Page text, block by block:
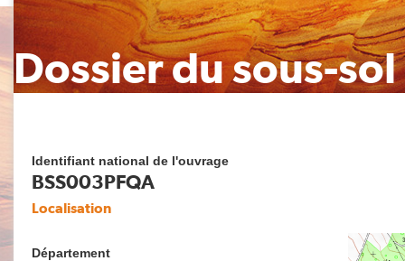
Dossier du sous-sol
Identifiant national de l'ouvrage
BSS003PFQA
Localisation
Département